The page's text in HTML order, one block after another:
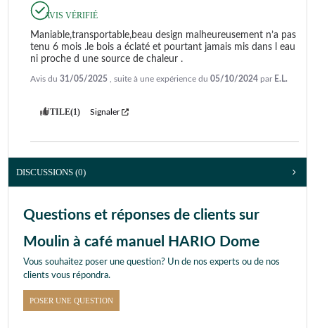
AVIS VÉRIFIÉ
Maniable,transportable,beau design malheureusement n’a pas
tenu 6 mois .le bois a éclaté et pourtant jamais mis dans l eau
ni proche d une source de chaleur .
Avis du 31/05/2025 , suite à une expérience du 05/10/2024 par E.L.
UTILE(1) Signaler
DISCUSSIONS (0)
Questions et réponses de clients sur
Moulin à café manuel HARIO Dome
Vous souhaitez poser une question? Un de nos experts ou de nos
clients vous répondra.
POSER UNE QUESTION